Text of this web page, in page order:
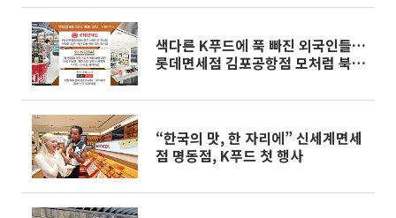
색다른 K푸드에 푹 빠진 외국인들…
롯데면세점 김포공항점 모처럼 북적
“한국의 맛, 한 자리에” 신세계면세
점 명동점, K푸드 첫 행사